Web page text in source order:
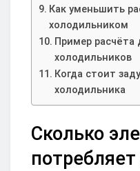
Как уменьшить
холодильником
Пример расчёта
холодильников
Когда стоит
холодильника
Сколько